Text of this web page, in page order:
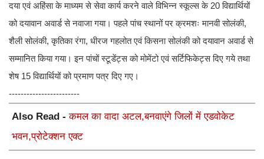
दया एवं अहिंसा के माध्यम से सेवा कार्य करने वाले विभिन्न स्कूल्स के 20 विद्यार्थियों
को दयावान अवार्ड से नवाजा गया। पहले पांच स्थानों पर क्रमशः मानवी सोलंकी,
शैली सोलंकी, कृतिका रंगा, धीरज गहलोत एवं किसना सोलंकी को दयावान अवार्ड से
सम्मानित किया गया। इन पांचों स्टूडेंट्स को मोमेंटो एवं सर्टिफिकेट्स दिए गये तथा
शेष 15 विद्यार्थियों को प्रमाण पत्र दिए गए।
------------------------
Also Read -कमल का वादा अटल,बनवाएंगे जिलों में एडवोकेट
भवन,प्रोटेक्शन एक्ट